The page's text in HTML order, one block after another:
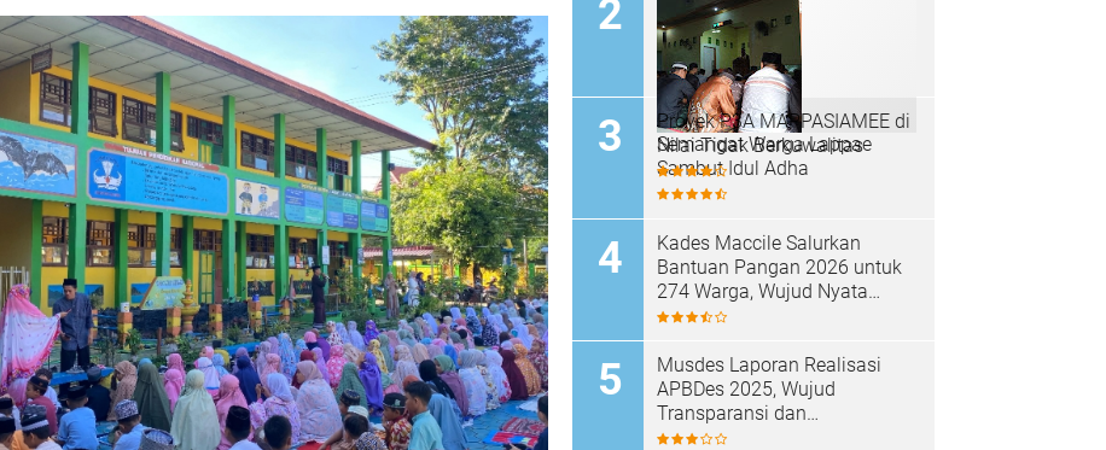
Semangat Warga Lappae
Sambut Idul Adha
Proyek P3A MAPPASIAMEE di
Nilai Tidak Berkuwalitas
Kades Maccile Salurkan
Bantuan Pangan 2026 untuk
274 Warga, Wujud Nyata
Kepedulian terhadap
Musdes Laporan Realisasi
APBDes 2025, Wujud
Transparansi dan
Akuntabilitas Desa Parenring